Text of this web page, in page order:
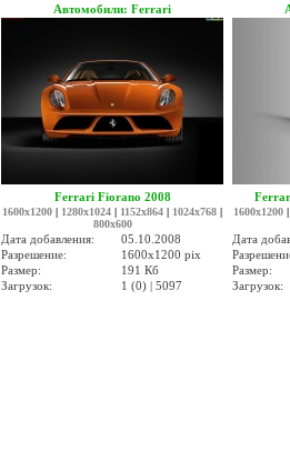
Автомобили: Ferrari
Ferrari Fiorano 2008
1600x1200 | 1280x1024 | 1152x864 | 1024x768 |
800x600
Дата добавления:
05.10.2008
Разрешение:
1600x1200 pix
Размер:
191 Кб
Загрузок:
1 (0) | 5097
1600x1200
Дата
Размер:
Загрузок: